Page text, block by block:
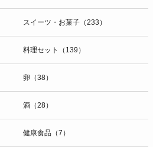
はサービスの提供やご対応等に支障を
ご了承下さい。
を用いて管理しています。これらに
電話番号、電子メールアドレスなど、
切含まれておりません。
丁目２７番１号 東麻布食文化ビル４
スイーツ・お菓子（233）
料理セット（139）
卵（38）
酒（28）
健康食品（7）